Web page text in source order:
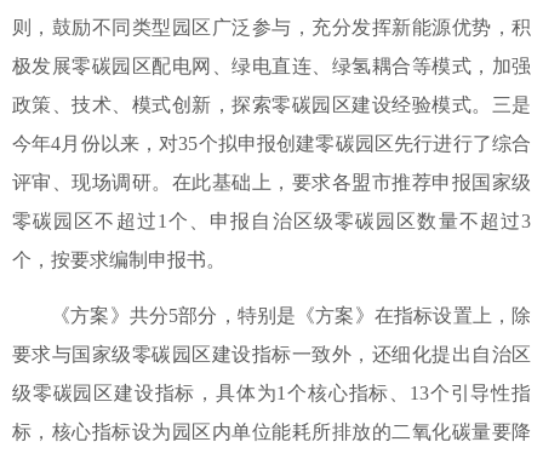
则，鼓励不同类型园区广泛参与，充分发挥新能源优势，积
极发展零碳园区配电网、绿电直连、绿氢耦合等模式，加强
政策、技术、模式创新，探索零碳园区建设经验模式。三是
今年4月份以来，对35个拟申报创建零碳园区先行进行了综合
评审、现场调研。在此基础上，要求各盟市推荐申报国家级
零碳园区不超过1 个、申报自治区级零碳园区数量不超过3
个，按要求编制申报书。
《方案》共分5部分，特别是《方案》在指标设置上，除
要求与国家级零碳园区建设指标一致外，还细化提出自治区
级零碳园区建设指标，具体为1 个核心指标、 13个引导性指
标，核心指标设为园区内单位能耗所排放的二氧化碳量要降